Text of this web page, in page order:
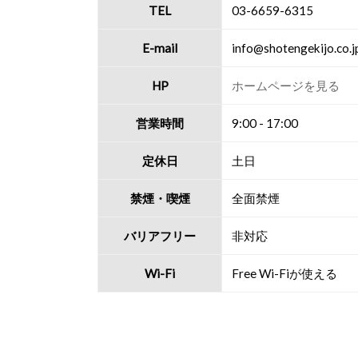
TEL 03-6659-6315
E-mail
HP ホームページを見る
営業時間 9:00 - 17:00
定休日 土日
禁煙・喫煙 全面禁煙
バリアフリー 非対応
Wi-Fi Free Wi-Fiが使える